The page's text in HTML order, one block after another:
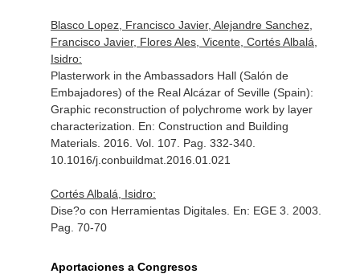
Blasco Lopez, Francisco Javier, Alejandre Sanchez,
Francisco Javier, Flores Ales, Vicente, Cortés Albalá,
Isidro:
Plasterwork in the Ambassadors Hall (Salón de
Embajadores) of the Real Alcázar of Seville (Spain):
Graphic reconstruction of polychrome work by layer
characterization. En: Construction and Building
Materials. 2016. Vol. 107. Pag. 332-340.
10.1016/j.conbuildmat.2016.01.021
Cortés Albalá, Isidro:
Dise?o con Herramientas Digitales. En: EGE 3 . 2003.
Pag. 70-70
Aportaciones a Congresos